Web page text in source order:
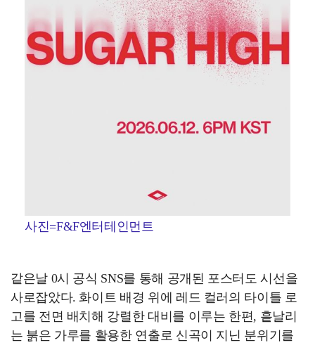
사진=F&F엔터테인먼트
같은날 0시 공식 SNS를 통해 공개된 포스터도 시선을
사로잡았다. 화이트 배경 위에 레드 컬러의 타이틀 로
고를 전면 배치해 강렬한 대비를 이루는 한편, 흩날리
는 붉은 가루를 활용한 연출로 신곡이 지닌 분위기를